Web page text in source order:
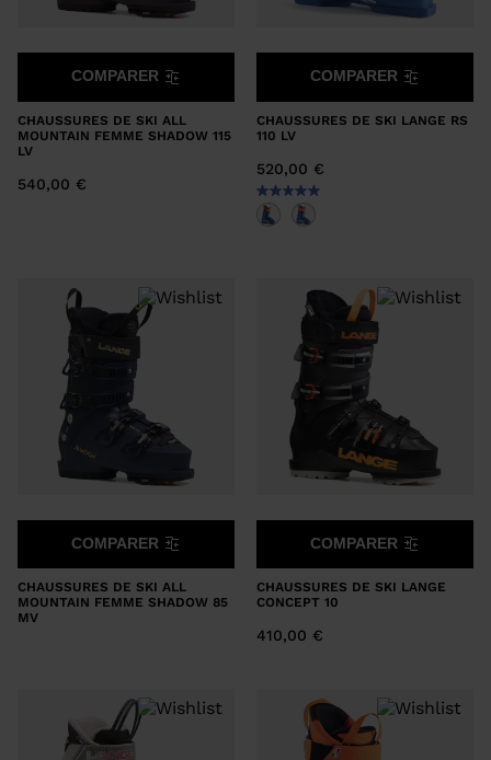
recommend
visiting
the
website
version
for
CHAUSSURES DE SKI ALL
MOUNTAIN FEMME SHADOW 115
LV
540,00 €
COMPARER
CHAUSSURES DE SKI LANGE RS
110 LV
520,00 €
COMPARER
CHAUSSURES DE SKI ALL
MOUNTAIN FEMME SHADOW 85
MV
COMPARER
CHAUSSURES DE SKI LANGE
CONCEPT 10
410,00 €
COMPARER